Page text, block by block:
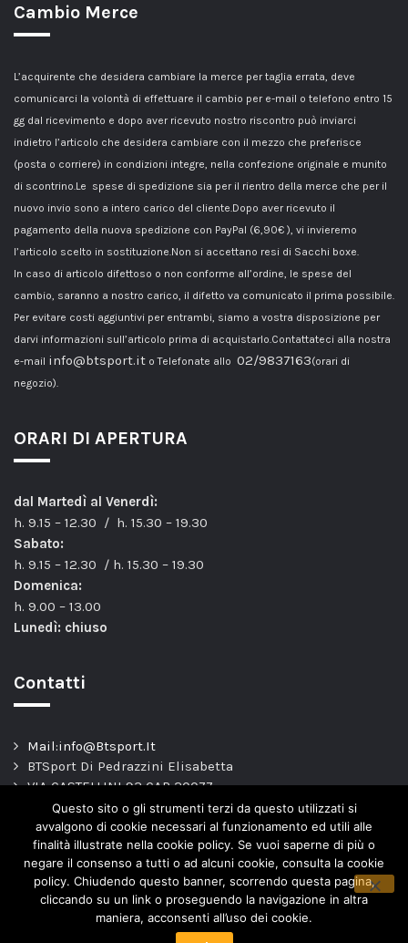
Cambio Merce
L’acquirente che desidera cambiare la merce per taglia errata, deve
comunicarci la volontà di effettuare il cambio per e-mail o telefono entro 15
gg dal ricevimento e dopo aver ricevuto nostro riscontro può inviarci
indietro l’articolo che desidera cambiare con il mezzo che preferisce
(posta o corriere) in condizioni integre, nella confezione originale e munito
di scontrino.Le spese di spedizione sia per il rientro della merce che per il
nuovo invio sono a intero carico del cliente.Dopo aver ricevuto il
pagamento della nuova spedizione con PayPal (6,90€ ), vi invieremo
l’articolo scelto in sostituzione.Non si accettano resi di Sacchi boxe.
In caso di articolo difettoso o non conforme all’ordine, le spese del
cambio, saranno a nostro carico, il difetto va comunicato il prima possibile.
Per evitare costi aggiuntivi per entrambi, siamo a vostra disposizione per
darvi informazioni sull’articolo prima di acquistarlo.Contattateci alla nostra
e-mail info@btsport.it o Telefonate allo 02/9837163(orari di
negozio).
ORARI DI APERTURA
dal Martedì al Venerdì:
h. 9.15 – 12.30 / h. 15.30 – 19.30
Sabato:
h. 9.15 – 12.30 / h. 15.30 – 19.30
Domenica:
h. 9.00 – 13.00
Lunedì: chiuso
Contatti
Mail:info@Btsport.It
BTSport Di Pedrazzini Elisabetta
VIA CASTELLINI 93 CAP 20077
Melegnano – MI –
TEL: 02.9837163
P.Iva. 04443820966
Questo sito o gli strumenti terzi da questo utilizzati si
avvalgono di cookie necessari al funzionamento ed utili alle
finalità illustrate nella cookie policy. Se vuoi saperne di più o
negare il consenso a tutti o ad alcuni cookie, consulta la cookie
policy. Chiudendo questo banner, scorrendo questa pagina,
cliccando su un link o proseguendo la navigazione in altra
maniera, acconsenti all’uso dei cookie.